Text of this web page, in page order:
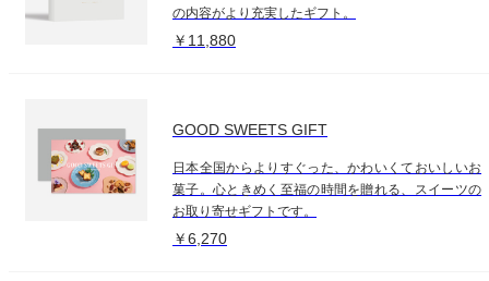
の内容がより充実したギフト。
￥11,880
GOOD SWEETS GIFT
日本全国からよりすぐった、かわいくておいしいお
菓子。心ときめく至福の時間を贈れる、スイーツの
お取り寄せギフトです。
￥6,270